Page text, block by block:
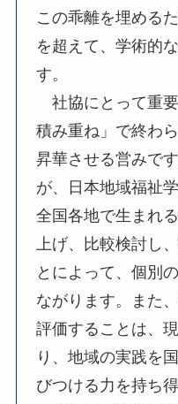
この乖離を埋める
を超えて、学術的
す。
社協にとって重
積み重ね」で終わ
昇華させる営みで
が、日本地域福祉
全国各地で生まれ
上げ、比較検討し
とによって、個別
ながります。また
評価することは、
り、地域の実践を
びつける力を持ち得